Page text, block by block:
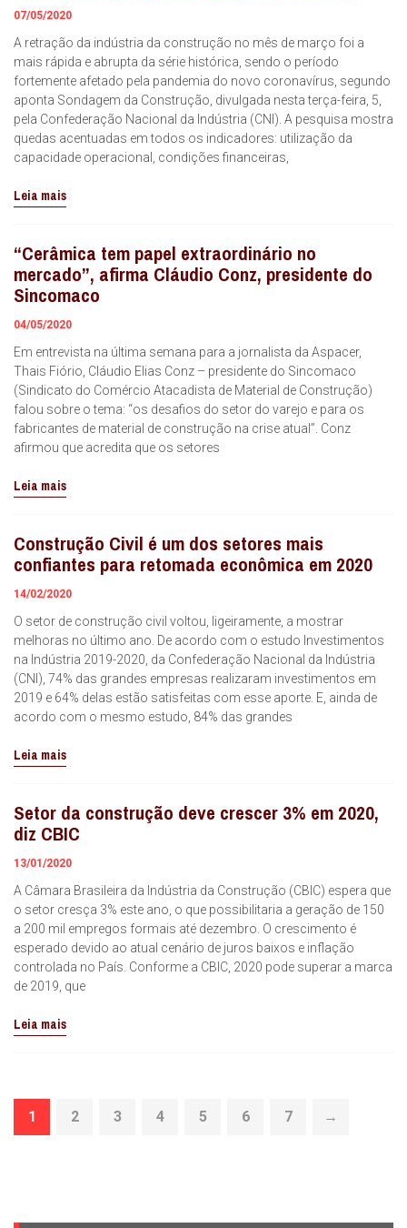
07/05/2020
A retração da indústria da construção no mês de março foi a
mais rápida e abrupta da série histórica, sendo o período
fortemente afetado pela pandemia do novo coronavírus, segundo
aponta Sondagem da Construção, divulgada nesta terça-feira, 5,
pela Confederação Nacional da Indústria (CNI). A pesquisa mostra
quedas acentuadas em todos os indicadores: utilização da
capacidade operacional, condições financeiras,
Leia mais
“Cerâmica tem papel extraordinário no
mercado”, afirma Cláudio Conz, presidente do
Sincomaco
04/05/2020
Em entrevista na última semana para a jornalista da Aspacer,
Thais Fiório, Cláudio Elias Conz – presidente do Sincomaco
(Sindicato do Comércio Atacadista de Material de Construção)
falou sobre o tema: “os desafios do setor do varejo e para os
fabricantes de material de construção na crise atual”. Conz
afirmou que acredita que os setores
Leia mais
Construção Civil é um dos setores mais
confiantes para retomada econômica em 2020
14/02/2020
O setor de construção civil voltou, ligeiramente, a mostrar
melhoras no último ano. De acordo com o estudo Investimentos
na Indústria 2019-2020, da Confederação Nacional da Indústria
(CNI), 74% das grandes empresas realizaram investimentos em
2019 e 64% delas estão satisfeitas com esse aporte. E, ainda de
acordo com o mesmo estudo, 84% das grandes
Leia mais
Setor da construção deve crescer 3% em 2020,
diz CBIC
13/01/2020
A Câmara Brasileira da Indústria da Construção (CBIC) espera que
o setor cresça 3% este ano, o que possibilitaria a geração de 150
a 200 mil empregos formais até dezembro. O crescimento é
esperado devido ao atual cenário de juros baixos e inflação
controlada no País. Conforme a CBIC, 2020 pode superar a marca
de 2019, que
Leia mais
1 2 3 4 5 6 7 →